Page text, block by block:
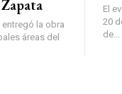
la obra
áreas del
El
20
de...